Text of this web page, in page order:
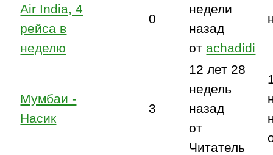
Air India, 4
рейса в
неделю
0
недели
назад
от achadidi
Мумбаи -
Насик
3
12 лет 28
недель
назад
от
Читатель